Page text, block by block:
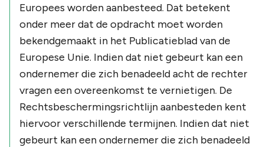
Europees worden aanbesteed. Dat betekent
onder meer dat de opdracht moet worden
bekendgemaakt in het Publicatieblad van de
Europese Unie. Indien dat niet gebeurt kan een
ondernemer die zich benadeeld acht de rechter
vragen een overeenkomst te vernietigen. De
Rechtsbeschermingsrichtlijn aanbesteden kent
hiervoor verschillende termijnen. Indien dat niet
gebeurt kan een ondernemer die zich benadeeld